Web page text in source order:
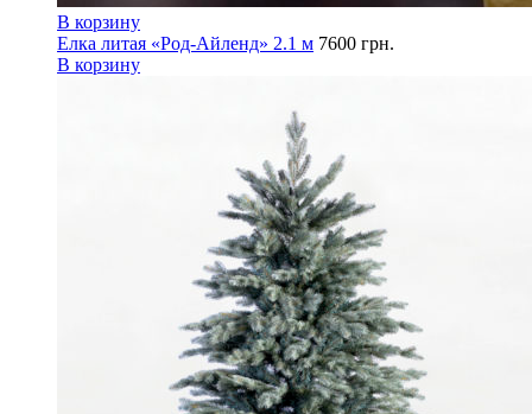
В корзину
Елка литая «Род-Айленд» 2.1 м 7600 грн.
В корзину